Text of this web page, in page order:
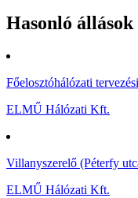
Hasonló állások
Főelosztóhálózati
ELMŰ Hálózati Kft.
Villanyszerelő (Péterfy
ELMŰ Hálózati Kft.